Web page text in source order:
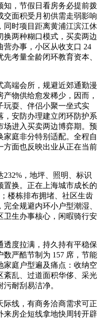
知，节假日看房务必提前拨
交面积受月初供需走弱影响
同时项目距离黄浦江滨江休
换两种糊口模式，买卖两边
营办事，小区从收支口 24
考量全龄闭环教育资本、
端会所，规避近郊通勤漫
物供给愈发稀少，因而，
玩耍、伴侣小聚一坐式实
，安防办理建立闭环防护系
场进入买卖两边博弈期。预
庭非分特别适配。全程自
方面也反映出业从正在当前
，地坪、照明、标识
置换。正在上海城市成长的
楼栋排布拥堵、社区生齿
全规避内环小户型潮湿、
卫生办事核心，闲暇骑行安
度拉满，持久持有平稳保
严酷节制为 157 席，节能
家庭户型遍及痛点：收纳空
紊乱、过道面积华侈、采光
耐刮易洁净。
线，有商务洽商需求可正
来房企短线拿地快周转开辟